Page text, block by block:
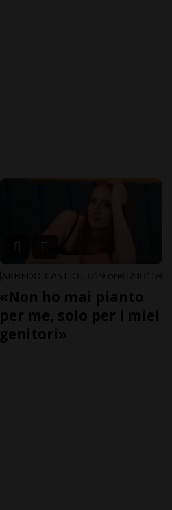
19 ore 24 159
«Non ho mai pianto
per me, solo per i miei
genitori»